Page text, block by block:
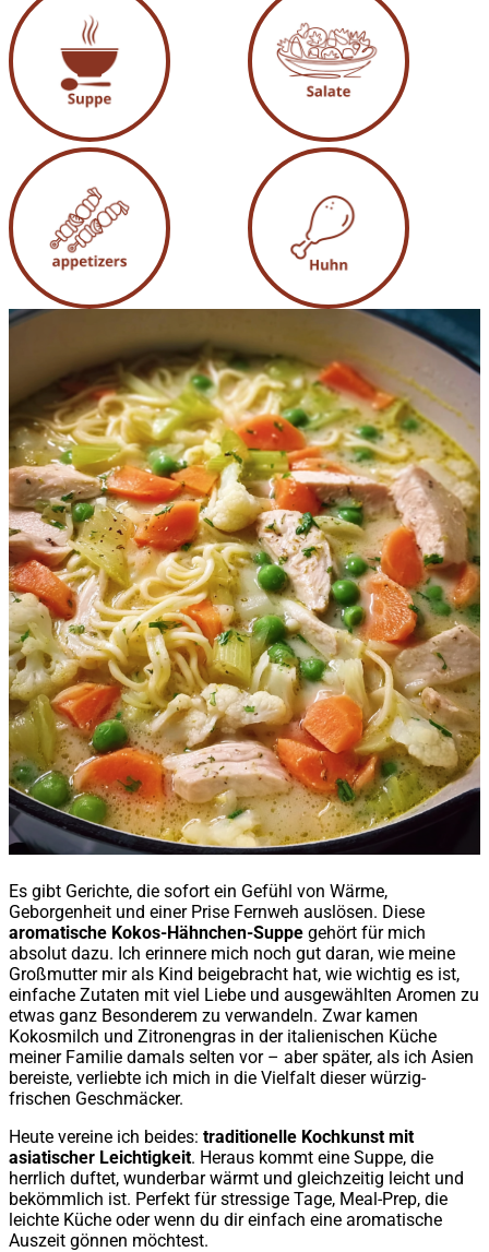
Es gibt Gerichte, die sofort ein Gefühl von Wärme,
Geborgenheit und einer Prise Fernweh auslösen. Diese
aromatische Kokos-Hähnchen-Suppe gehört für mich
absolut dazu. Ich erinnere mich noch gut daran, wie meine
Großmutter mir als Kind beigebracht hat, wie wichtig es ist,
einfache Zutaten mit viel Liebe und ausgewählten Aromen zu
etwas ganz Besonderem zu verwandeln. Zwar kamen
Kokosmilch und Zitronengras in der italienischen Küche
meiner Familie damals selten vor – aber später, als ich Asien
bereiste, verliebte ich mich in die Vielfalt dieser würzig-
frischen Geschmäcker.
Heute vereine ich beides: traditionelle Kochkunst mit
asiatischer Leichtigkeit. Heraus kommt eine Suppe, die
herrlich duftet, wunderbar wärmt und gleichzeitig leicht und
bekömmlich ist. Perfekt für stressige Tage, Meal-Prep, die
leichte Küche oder wenn du dir einfach eine aromatische
Auszeit gönnen möchtest.